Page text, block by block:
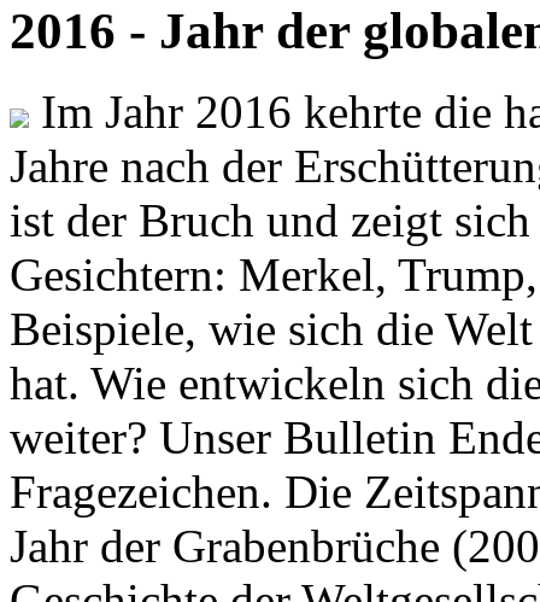
2016 - Jahr der
Im Jahr 2016 kehrte die
Jahre nach der
ist der Bruch und zeigt
Gesichtern: Merkel,
Beispiele, wie sich die
hat. Wie entwickeln sich
weiter? Unser Bulletin
Fragezeichen. Die
Jahr der Grabenbrüche